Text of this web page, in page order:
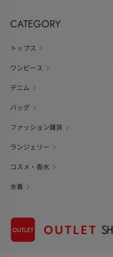
CATEGORY
トップス
ワンピース
デニム
バッグ
ファッション雑貨
ランジェリー
コスメ・香水
水着